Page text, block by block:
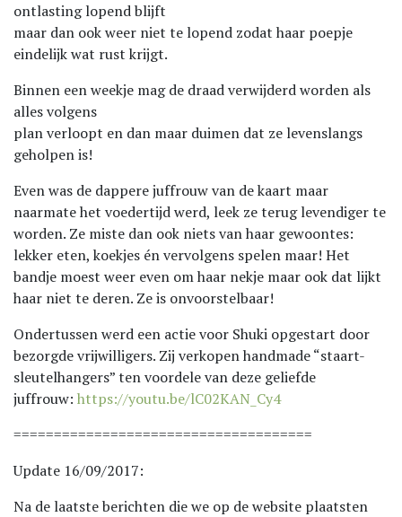
ontlasting lopend blijft
maar dan ook weer niet te lopend zodat haar poepje
eindelijk wat rust krijgt.
Binnen een weekje mag de draad verwijderd worden als
alles volgens
plan verloopt en dan maar duimen dat ze levenslangs
geholpen is!
Even was de dappere juffrouw van de kaart maar
naarmate het voedertijd werd, leek ze terug levendiger te
worden. Ze miste dan ook niets van haar gewoontes:
lekker eten, koekjes én vervolgens spelen maar! Het
bandje moest weer even om haar nekje maar ook dat lijkt
haar niet te deren. Ze is onvoorstelbaar!
Ondertussen werd een actie voor Shuki opgestart door
bezorgde vrijwilligers. Zij verkopen handmade “staart-
sleutelhangers” ten voordele van deze geliefde
juffrouw: https://youtu.be/lC02KAN_Cy4
=====================================
Update 16/09/2017:
Na de laatste berichten die we op de website plaatsten